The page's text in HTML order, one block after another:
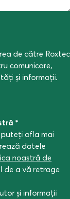
de către Roxtec
comunicare,
și informații.
*
afla mai
datele
noastră de
de a vă retrage
și informații